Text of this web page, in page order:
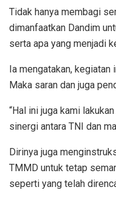
Tidak hanya membagi
dimanfaatkan Dandim
serta apa yang menjadi
Ia mengatakan,
Maka saran dan juga
“Hal ini juga kami
sinergi antara TNI dan
Dirinya juga
TMMD untuk tetap
seperti yang telah